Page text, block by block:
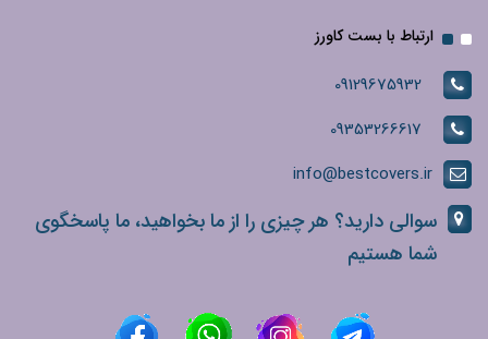
ارتباط با بست کاورز
09129675932
09353266617
info@bestcovers.ir
سوالی دارید؟ هر چیزی را از ما بخواهید، ما پاسخگوی
شما هستیم